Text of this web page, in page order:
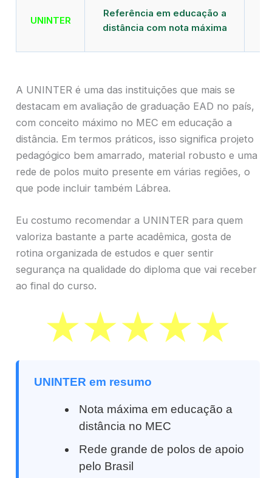
UNINTER
Referência em educação a
distância com nota máxima
A UNINTER é uma das instituições que mais se
destacam em avaliação de graduação EAD no país,
com conceito máximo no MEC em educação a
distância. Em termos práticos, isso significa projeto
pedagógico bem amarrado, material robusto e uma
rede de polos muito presente em várias regiões, o
que pode incluir também Lábrea.
Eu costumo recomendar a UNINTER para quem
valoriza bastante a parte acadêmica, gosta de
rotina organizada de estudos e quer sentir
segurança na qualidade do diploma que vai receber
ao final do curso.
UNINTER em resumo
Nota máxima em educação a
distância no MEC
Rede grande de polos de apoio
pelo Brasil